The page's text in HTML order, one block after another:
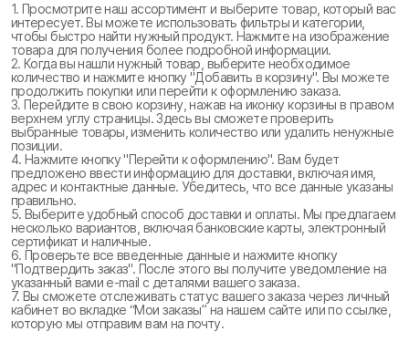
1. Просмотрите наш ассортимент и выберите товар, который вас
интересует. Вы можете использовать фильтры и категории,
чтобы быстро найти нужный продукт. Нажмите на изображение
товара для получения более подробной информации.
2. Когда вы нашли нужный товар, выберите необходимое
количество и нажмите кнопку "Добавить в корзину". Вы можете
продолжить покупки или перейти к оформлению заказа.
3. Перейдите в свою корзину, нажав на иконку корзины в правом
верхнем углу страницы. Здесь вы сможете проверить
выбранные товары, изменить количество или удалить ненужные
позиции.
4. Нажмите кнопку "Перейти к оформлению". Вам будет
предложено ввести информацию для доставки, включая имя,
адрес и контактные данные. Убедитесь, что все данные указаны
правильно.
5. Выберите удобный способ доставки и оплаты. Мы предлагаем
несколько вариантов, включая банковские карты, электронный
сертификат и наличные.
6. Проверьте все введенные данные и нажмите кнопку
"Подтвердить заказ". После этого вы получите уведомление на
указанный вами e-mail с деталями вашего заказа.
7. Вы сможете отслеживать статус вашего заказа через личный
кабинет во вкладке “Мои заказы” на нашем сайте или по ссылке,
которую мы отправим вам на почту.